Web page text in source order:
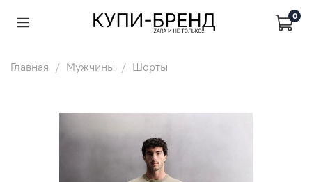
0
Главная Мужчины Шорты